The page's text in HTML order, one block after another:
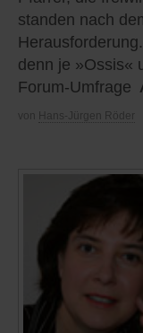
standen nach
denn je »Ossis«
Forum-Umfrage
von Hans-Jürgen Röder